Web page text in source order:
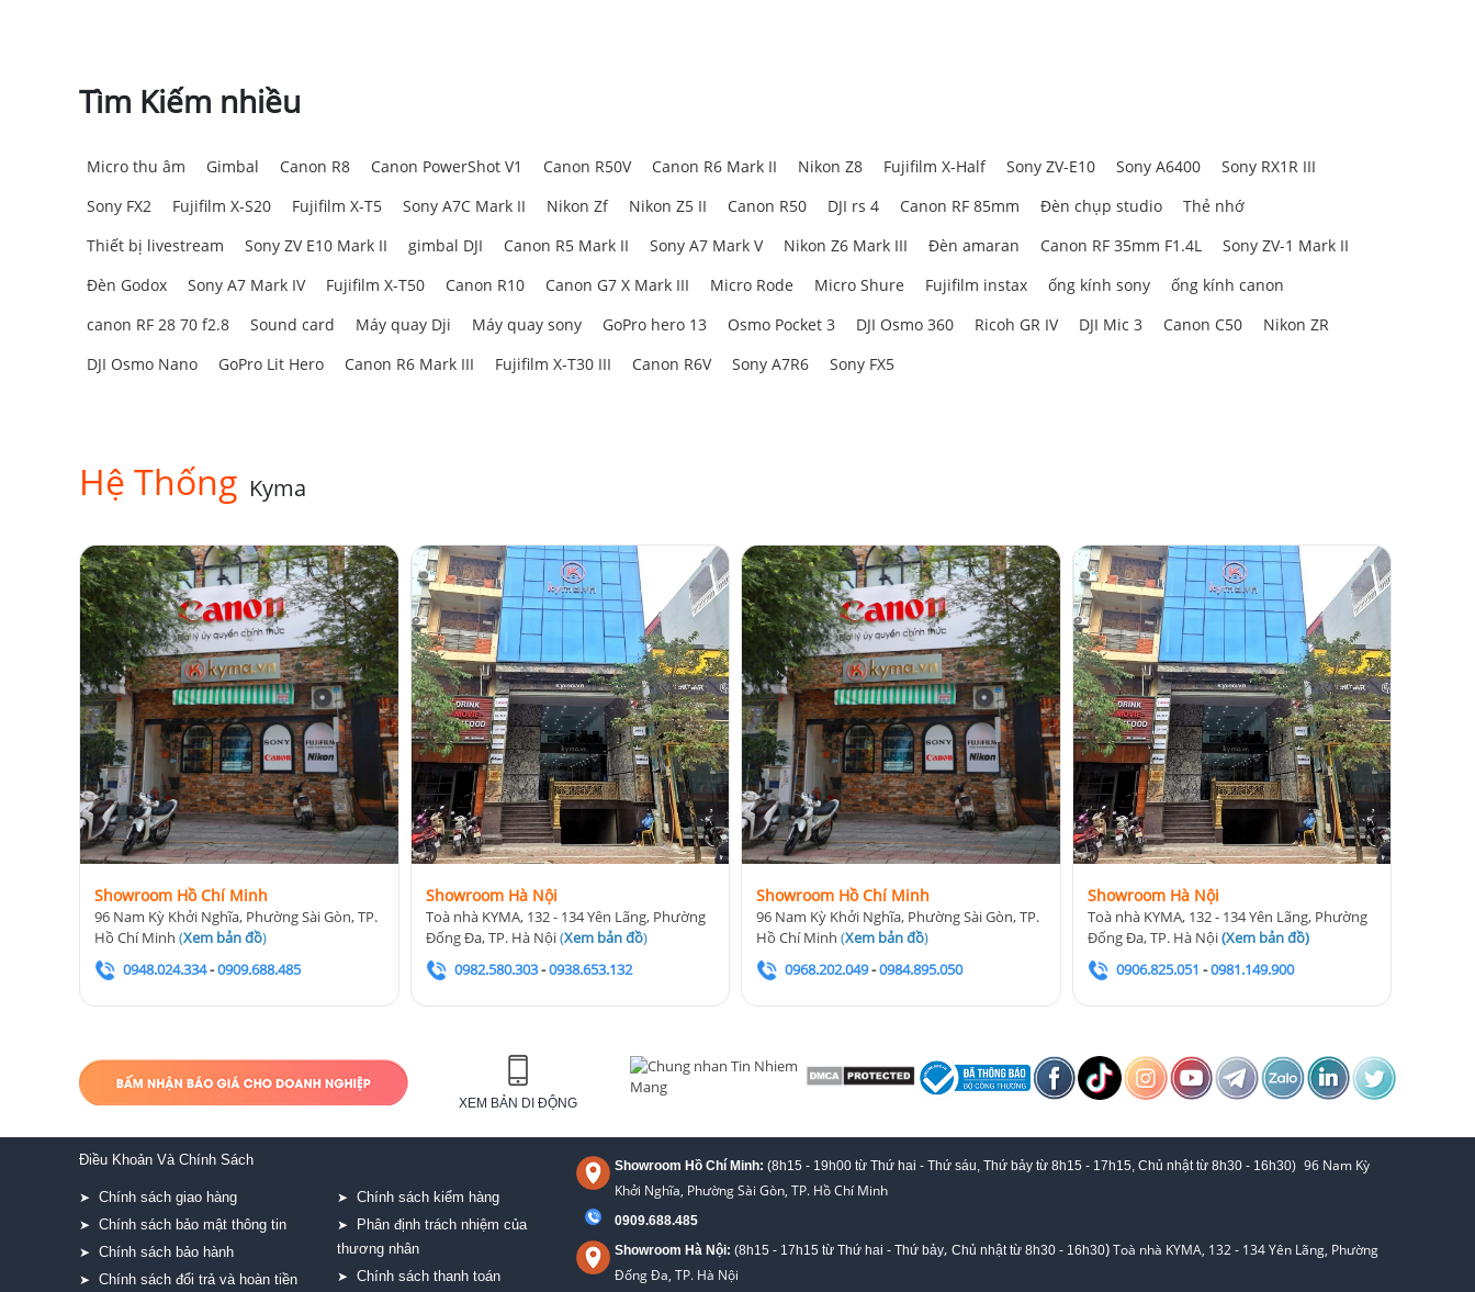
Tìm Kiếm nhiều
Micro thu âm Gimbal Canon R8 Canon PowerShot V1 Canon R50V Canon R6 Mark II Nikon Z8 Fujifilm X-Half Sony ZV-E10 Sony A6400
Sony RX1R III
Sony FX2
Fujifilm X-S20 Fujifilm X-T5 Sony A7C Mark II Nikon Zf Nikon Z5 II Canon R50 DJI rs 4 Canon RF 85mm Đèn chụp studio
Thẻ nhớ
Thiết bị livestream
Sony ZV E10 Mark II gimbal DJI Canon R5 Mark II Sony A7 Mark V Nikon Z6 Mark III Đèn amaran Canon RF 35mm F1.4L
Sony ZV-1 Mark II
Đèn Godox
Sony A7 Mark IV Fujifilm X-T50 Canon R10 Canon G7 X Mark III Micro Rode Micro Shure Fujifilm instax ống kính sony
ống kính canon
canon RF 28 70 f2.8
Sound card Máy quay Dji Máy quay sony GoPro hero 13 Osmo Pocket 3 DJI Osmo 360 Ricoh GR IV DJI Mic 3 Canon C50
Nikon ZR
DJI Osmo Nano
GoPro Lit Hero Canon R6 Mark III Fujifilm X-T30 III Canon R6V Sony A7R6 Sony FX5
Hệ Thống Kyma
Showroom Hồ Chí Minh
96 Nam Kỳ Khởi Nghĩa, Phường Sài Gòn, TP.
Hồ Chí Minh (Xem bản đồ)
0948.024.334-0909.688.485
Showroom Hà Nội
Toà nhà KYMA, 132 - 134 Yên Lãng, Phường
Đống Đa, TP. Hà Nội(Xem bản đồ)
0982.580.303-0938.653.132
Showroom Hồ Chí Minh
96 Nam Kỳ Khởi Nghĩa, Phường Sài Gòn, TP.
Hồ Chí Minh(Xem bản đồ)
0968.202.049-0984.895.050
Showroom Hà Nội
Toà nhà KYMA, 132 - 134 Yên Lãng, Phường
Đống Đa, TP. Hà Nội(Xem bản đồ)
0906.825.051 -0981.149.900
XEM BẢN DI ĐỘNG
Điều Khoản Và Chính Sách
➤ Chính sách giao hàng
➤ Chính sách bảo mật thông tin
➤ Chính sách bảo hành
➤ Chính sách đổi trả và hoàn tiền
➤ Chính sách kiểm hàng
➤
Phân định trách nhiệm của
thương nhân
➤ Chính sách thanh toán
Showroom Hồ Chí Minh: (8h15 - 19h00 từ Thứ hai - Thứ sáu, Thứ bảy từ 8h15 - 17h15, Chủ nhật từ 8h30 - 16h30) 96 Nam Kỳ
Khởi Nghĩa, Phường Sài Gòn, TP. Hồ Chí Minh
0909.688.485
Showroom Hà Nội: (8h15 - 17h15 từ Thứ hai - Thứ bảy, Chủ nhật từ 8h30 - 16h30)Toà nhà KYMA, 132 - 134 Yên Lãng, Phường
Đống Đa, TP. Hà Nội